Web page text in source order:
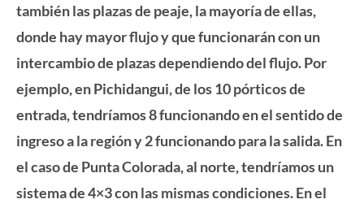
también las plazas de peaje, la mayoría de ellas,
donde hay mayor flujo y que funcionarán con un
intercambio de plazas dependiendo del flujo. Por
ejemplo, en Pichidangui, de los 10 pórticos de
entrada, tendríamos 8 funcionando en el sentido de
ingreso a la región y 2 funcionando para la salida. En
el caso de Punta Colorada, al norte, tendríamos un
sistema de 4×3 con las mismas condiciones. En el